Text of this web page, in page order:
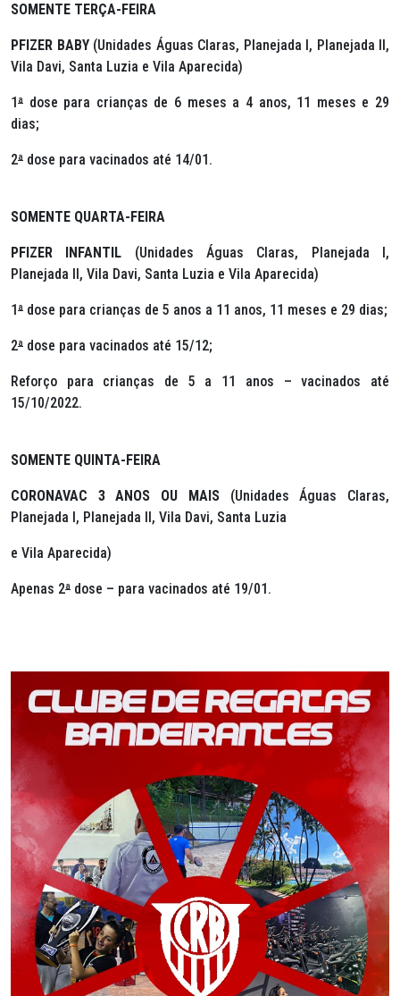
SOMENTE TERÇA-FEIRA
PFIZER BABY(Unidades Águas Claras, Planejada I, Planejada II,
Vila Davi, Santa Luzia e Vila Aparecida)
1ª dose para crianças de 6 meses a 4 anos, 11 meses e 29
dias;
2ª dose para vacinados até 14/01.
SOMENTE QUARTA-FEIRA
PFIZER INFANTIL (Unidades Águas Claras, Planejada I,
Planejada II, Vila Davi, Santa Luzia e Vila Aparecida)
1ª dose para crianças de 5 anos a 11 anos, 11 meses e 29 dias;
2ª dose para vacinados até 15/12;
Reforço para crianças de 5 a 11 anos – vacinados até
15/10/2022.
SOMENTE QUINTA-FEIRA
CORONAVAC 3 ANOS OU MAIS(Unidades Águas Claras,
Planejada I, Planejada II, Vila Davi, Santa Luzia
e Vila Aparecida)
Apenas 2ª dose – para vacinados até 19/01.